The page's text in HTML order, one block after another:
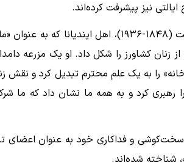
نیز پیشرفت کرده‌اند.
ایزابلا چیسم، رئیس کمیته رهبری زنان دفتر کشاورزی آمریکا، از ویرجینیا کلیپول مردیت (۱۸۴۸-۱۹۳۶)، اهل ایندیانا که
زنان کشاورز را شکل داد. او یک مزرعه
خانه» را به یک علم محترم تبدیل کرد و نقش
رهبری کرد و به همه ما نشان داد که ما
و فداکاری خود به عنوان اعضای
شناخته شده‌اند.